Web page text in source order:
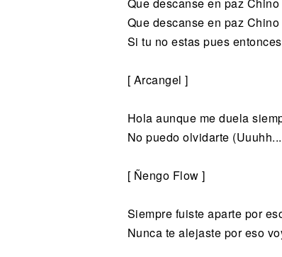
Que descanse en paz
Si tu no estas pues
[ Arcangel ]
Hola aunque me duela
No puedo olvidarte
[ Ñengo Flow ]
Siempre fuiste aparte por
Nunca te alejaste por eso